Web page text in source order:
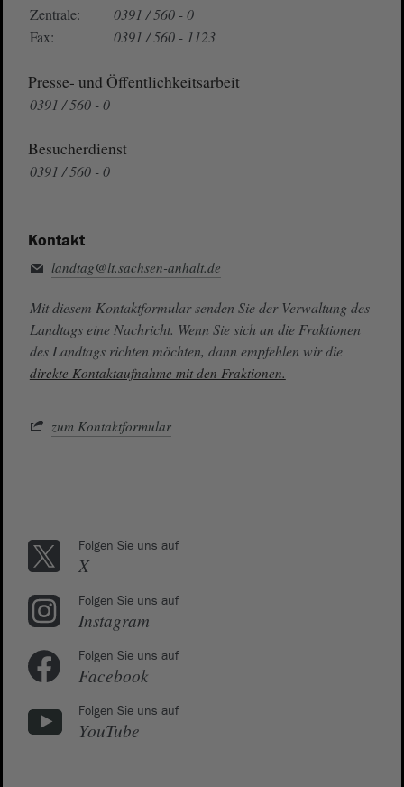
Zentrale:
0391 / 560 - 0
Fax:
0391 / 560 - 1123
Presse- und Öffentlichkeitsarbeit
0391 / 560 - 0
Besucherdienst
0391 / 560 - 0
Kontakt
landtag@lt.sachsen-anhalt.de
Mit diesem Kontaktformular senden Sie der Verwaltung des
Landtags eine Nachricht. Wenn Sie sich an die Fraktionen
des Landtags richten möchten, dann empfehlen wir die
direkte Kontaktaufnahme mit den Fraktionen.
zum Kontaktformular
Folgen Sie uns auf
X
Folgen Sie uns auf
Instagram
Folgen Sie uns auf
Facebook
Folgen Sie uns auf
YouTube